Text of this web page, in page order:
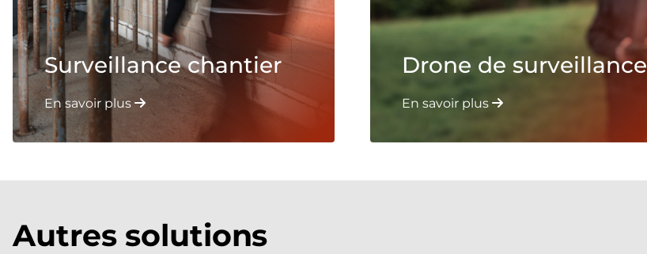
Surveillance chantier
En savoir plus
Drone de surveillance
En savoir plus
Autres solutions